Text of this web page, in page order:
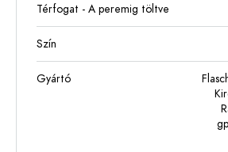
Térfogat - A peremig töltve
Szín
Gyártó